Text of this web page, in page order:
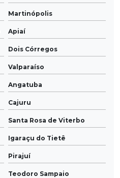
Martinópolis
Apiaí
Dois Córregos
Valparaíso
Angatuba
Cajuru
Santa Rosa de Viterbo
Igaraçu do Tietê
Pirajuí
Teodoro Sampaio